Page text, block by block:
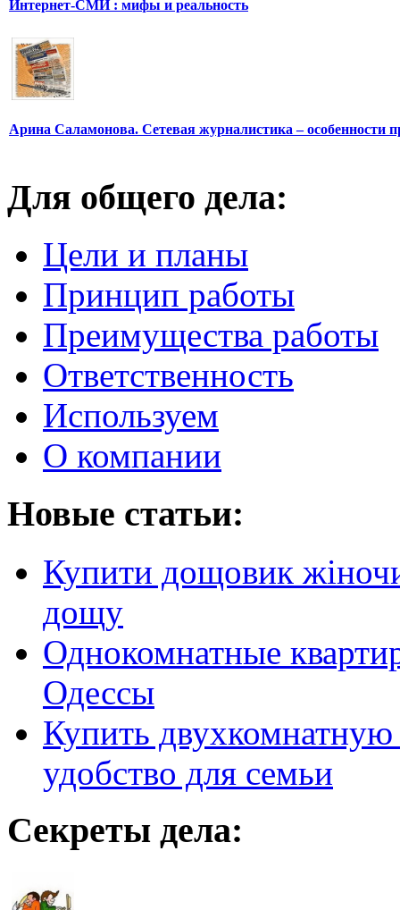
Интернет-СМИ : мифы и реальность
Арина Саламонова. Сетевая журналистика – особенности
Для общего дела:
Цели и планы
Принцип работы
Преимущества работы
Ответственность
Используем
О компании
Новые статьи:
Купити дощовик
дощу
Однокомнатные
Одессы
Купить
удобство для семьи
Секреты дела: